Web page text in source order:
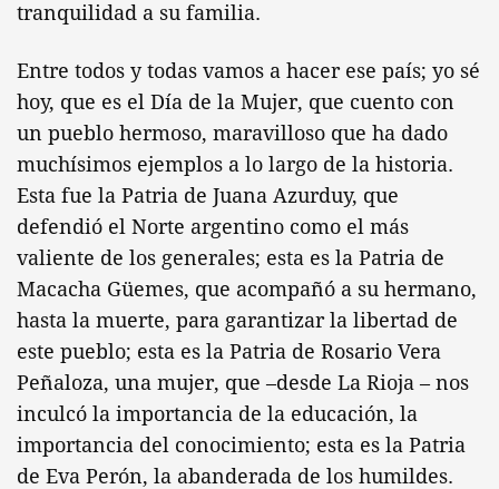
tranquilidad a su familia.
Entre todos y todas vamos a hacer ese país; yo sé
hoy, que es el Día de la Mujer, que cuento con
un pueblo hermoso, maravilloso que ha dado
muchísimos ejemplos a lo largo de la historia.
Esta fue la Patria de Juana Azurduy, que
defendió el Norte argentino como el más
valiente de los generales; esta es la Patria de
Macacha Güemes, que acompañó a su hermano,
hasta la muerte, para garantizar la libertad de
este pueblo; esta es la Patria de Rosario Vera
Peñaloza, una mujer, que –desde La Rioja – nos
inculcó la importancia de la educación, la
importancia del conocimiento; esta es la Patria
de Eva Perón, la abanderada de los humildes.